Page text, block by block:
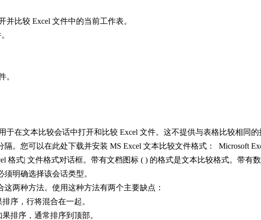
并比较 Excel 文件中的当前工作表。
。
于在文本比较会话中打开和比较 Excel 文件。这不提供与表格比较相同
。您可以在此处下载并安装 MS Excel 文本比较文件格式： Microsoft
格式| 文件格式对话框。带有文档图标 ( ) 的格式是文本比较格式。带有
明确选择该会话类型。
两种方法。使用这种方法有两个主要缺点：
序，行将混合在一起。
排序，通常排序到顶部。